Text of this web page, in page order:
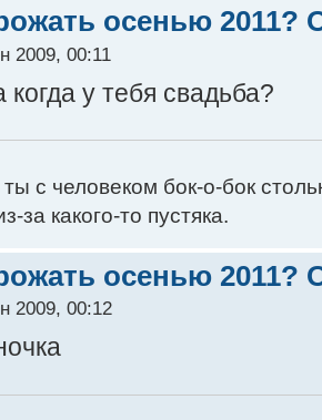
осенью 2011?
2009, 00:11
у тебя свадьба?
с человеком бок-о-бок
за какого-то пустяка.
осенью 2011?
2009, 00:12